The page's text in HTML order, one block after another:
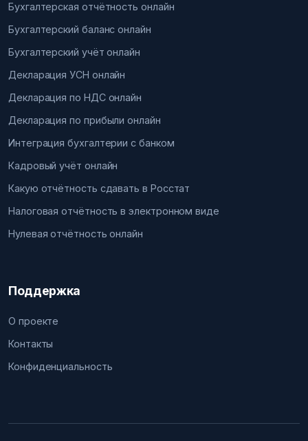
Бухгалтерская отчётность онлайн
Бухгалтерский баланс онлайн
Бухгалтерский учёт онлайн
Декларация УСН онлайн
Декларация по НДС онлайн
Декларация по прибыли онлайн
Интеграция бухгалтерии с банком
Кадровый учёт онлайн
Какую отчётность сдавать в Росстат
Налоговая отчётность в электронном виде
Нулевая отчётность онлайн
Поддержка
О проекте
Контакты
Конфиденциальность